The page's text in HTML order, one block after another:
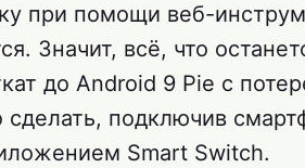
при помощи веб-
Значит, всё, что
до Android 9 Pie с
подключив
Smart Switch.